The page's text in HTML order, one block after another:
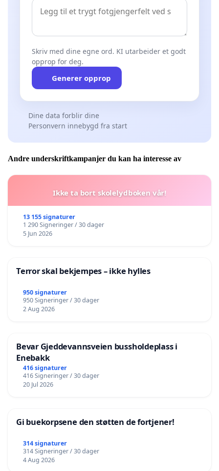
Skriv med dine egne ord. KI utarbeider et godt
opprop for deg.
Generer opprop
Dine data forblir dine
Personvern innebygd fra start
Andre underskriftkampanjer du kan ha interesse av
Ikke ta bort skolelydboken vår!
13 155 signaturer
1 290 Signeringer / 30 dager
5 Jun 2026
Terror skal bekjempes – ikke hylles
950 signaturer
950 Signeringer / 30 dager
2 Aug 2026
Bevar Gjeddevannsveien bussholdeplass i
Enebakk
416 signaturer
416 Signeringer / 30 dager
20 Jul 2026
Gi buekorpsene den støtten de fortjener!
314 signaturer
314 Signeringer / 30 dager
4 Aug 2026